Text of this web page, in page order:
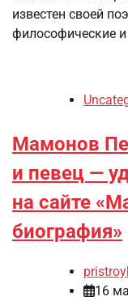
известен своей
философические
Мамонов
и певец —
на сайте
биография»
16